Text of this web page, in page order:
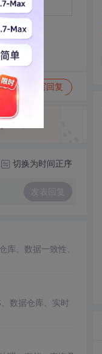
写回复
切换为时间正序
发表回复
库、数据一致性、
数据仓库、实时